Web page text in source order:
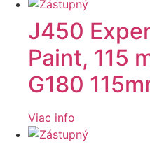
J450
Paint, 115
G180
Viac info